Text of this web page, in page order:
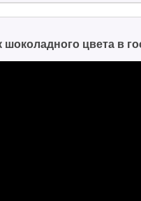
шоколадного цвета в